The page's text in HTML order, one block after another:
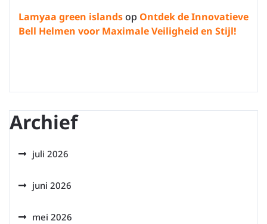
Lamyaa green islandsop Ontdek de Innovatieve
Bell Helmen voor Maximale Veiligheid en Stijl!
Archief
juli 2026
juni 2026
mei 2026